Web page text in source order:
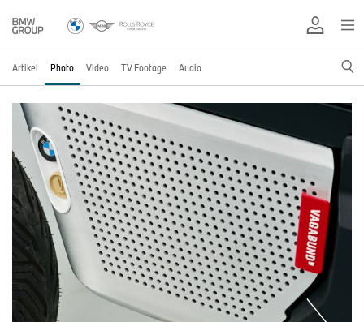
Artikel Photo Video TV Footage Audio